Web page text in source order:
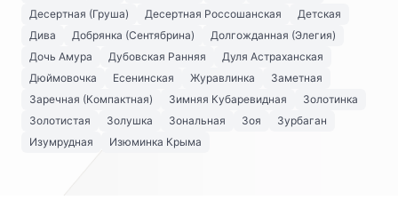
Десертная (Груша)
Десертная Россошанская
Детская
Дива
Добрянка (Сентябрина)
Долгожданная (Элегия)
Дочь Амура
Дубовская Ранняя
Дуля Астраханская
Дюймовочка
Есенинская Журавлинка
Заметная
Заречная (Компактная)
Зимняя Кубаревидная
Золотинка
Золотистая
Золушка Зональная Зоя
Зурбаган
Изумрудная
Изюминка Крыма